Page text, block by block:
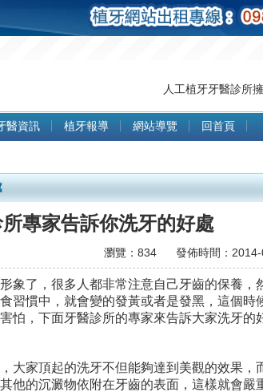
人工植牙牙醫診所擁
醫資訊 植牙報導 網站導覽 回首頁
專家告訴你洗牙的好處
瀏覽：834 發佈時間：2014-
象了，很多人都非常注意自己牙齒的保​​養，
習慣中，就會變的發黃或者是發黑，這個時
怕，下面牙醫診所的專家來告訴大家洗牙的
大家頂起的洗牙不但能夠達到美觀的效果，
他的沉澱物依附在牙齒的表面，這樣就會嚴